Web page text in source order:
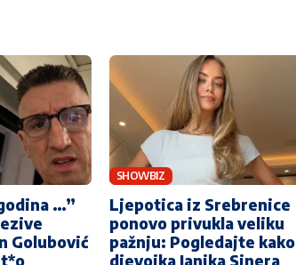
…”
Golubović
SHOWBIZ
Ljepotica iz Srebrenice
ponovo privukla veliku
pažnju: Pogledajte kako
djevojka Janika Sinera